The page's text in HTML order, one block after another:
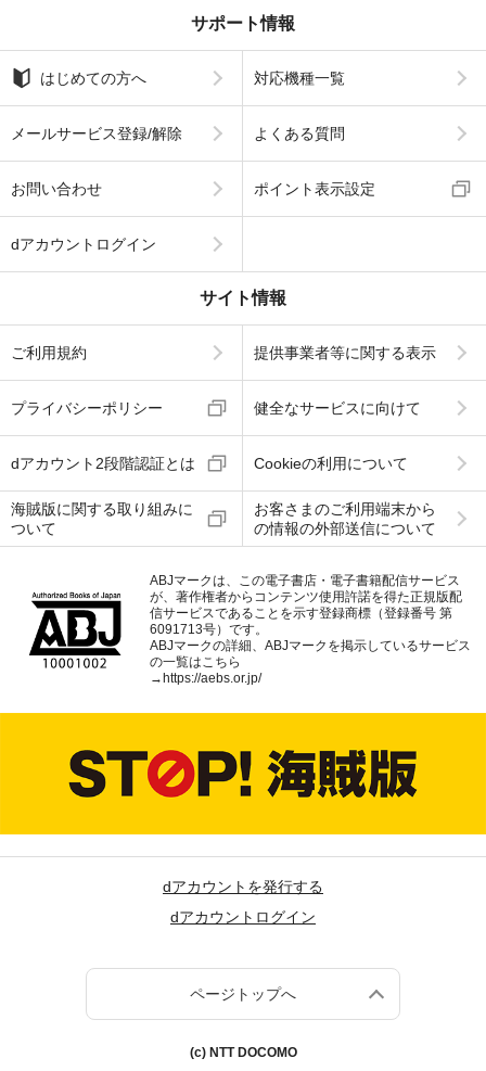
サポート情報
はじめての方へ 対応機種一覧
メールサービス登録/解除 よくある質問
お問い合わせ ポイント表示設定
dアカウントログイン
サイト情報
ご利用規約 提供事業者等に関する表示
プライバシーポリシー 健全なサービスに向けて
dアカウント2段階認証とは Cookieの利用について
海賊版に関する取り組みに
ついて
お客さまのご利用端末から
の情報の外部送信について
ABJマークは、この電子書店・電子書籍配信サービス
が、著作権者からコンテンツ使用許諾を得た正規版配
信サービスであることを示す登録商標（登録番号 第
6091713号）です。
ABJマークの詳細、ABJマークを掲示しているサービス
の一覧はこちら
→ https://aebs.or.jp/
dアカウントを発行する
dアカウントログイン
ページトップへ
(c) NTT DOCOMO